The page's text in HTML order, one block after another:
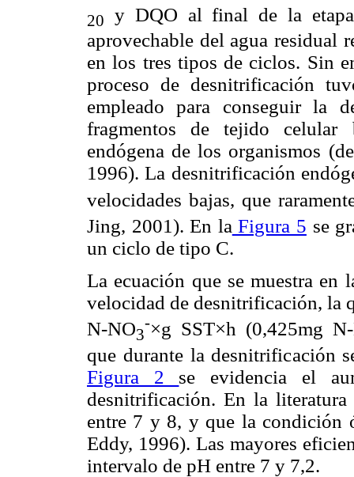
20
y DQO al final de la
aprovechable del agua residual
en los tres tipos de ciclos. Sin
proceso de desnitrificación
empleado para conseguir la
fragmentos de tejido celular
endógena de los organismos
1996). La desnitrificación
velocidades bajas, que
Jing, 2001). En la Figura 5 se
un ciclo de tipo C.
La ecuación que se muestra en
velocidad de desnitrificación, la
N-NO3
-×g SST×h (0,425mg
que durante la desnitrificación
Figura 2 se evidencia el
desnitrificación. En la
entre 7 y 8, y que la condición
Eddy, 1996). Las mayores
intervalo de pH entre 7 y 7,2.